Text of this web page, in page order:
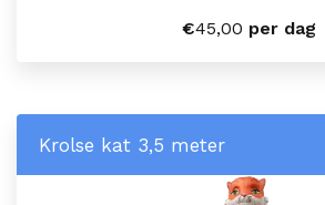
€45,00 per dag
Krolse kat 3,5 meter